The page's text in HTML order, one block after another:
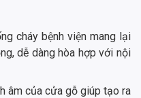
cháy bệnh viện mang lại
dễ dàng hòa hợp với nội
âm của cửa gỗ giúp tạo ra